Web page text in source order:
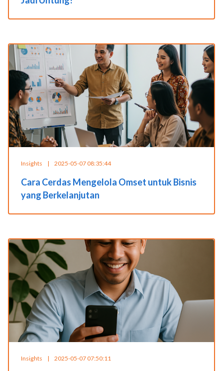
Insights | 2025-05-07 08:35:44
Cara Cerdas Mengelola Omset untuk Bisnis
yang Berkelanjutan
Insights | 2025-05-07 07:50:11